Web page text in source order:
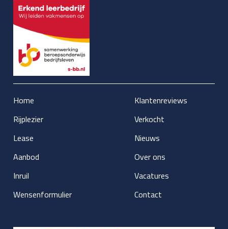
Home
Rijplezier
Lease
Aanbod
Inruil
Wensenformulier
Klantenreviews
Verkocht
Nieuws
Over ons
Vacatures
Contact